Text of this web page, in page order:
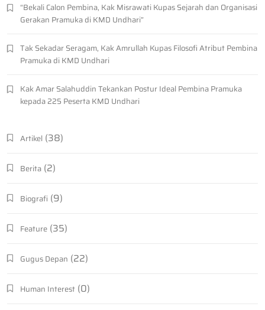
“Bekali Calon Pembina, Kak Misrawati Kupas Sejarah dan Organisasi
Gerakan Pramuka di KMD Undhari”
Tak Sekadar Seragam, Kak Amrullah Kupas Filosofi Atribut Pembina
Pramuka di KMD Undhari
Kak Amar Salahuddin Tekankan Postur Ideal Pembina Pramuka
kepada 225 Peserta KMD Undhari
Artikel (38)
Berita (2)
Biografi (9)
Feature (35)
Gugus Depan (22)
Human Interest (0)